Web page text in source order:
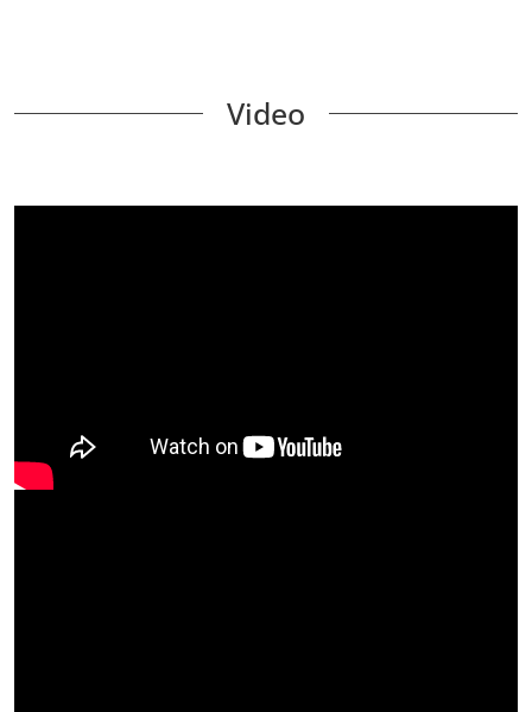
Video